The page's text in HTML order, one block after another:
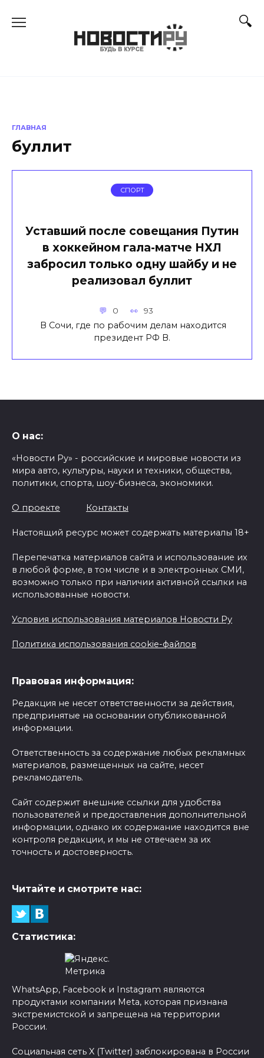
ГЛАВНАЯ
буллит
СПОРТ
Уставший после совещания Путин
в хоккейном гала-матче НХЛ
забросил только одну шайбу и не
реализовал буллит
0 93
В Сочи, где по рабочим делам находится
президент РФ В.
О нас:
«Новости Ру» - российские и мировые новости из
мира авто, культуры, науки и техники, общества,
политики, спорта, шоу-бизнеса, экономики.
О проекте Контакты
Настоящий ресурс может содержать материалы 18+
Перепечатка материалов сайта и использование их
в любой форме, в том числе и в электронных СМИ,
возможно только при наличии активной ссылки на
использованные новости.
Условия использования материалов Новости Ру
Политика использования cookie-файлов
Правовая информация:
Редакция не несет ответственности за действия,
предпринятые на основании опубликованной
информации.
Ответственность за содержание любых рекламных
материалов, размещенных на сайте, несет
рекламодатель.
Сайт содержит внешние ссылки для удобства
пользователей и предоставления дополнительной
информации, однако их содержание находится вне
контроля редакции, и мы не отвечаем за их
точность и достоверность.
Читайте и смотрите нас:
Статистика:
WhatsApp, Facebook и Instagram являются
продуктами компании Meta, которая признана
экстремистской и запрещена на территории
России.
Социальная сеть X (Twitter) заблокирована в России